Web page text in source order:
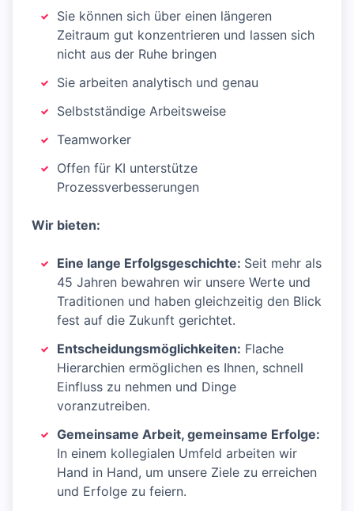
Sie können sich über einen längeren
Zeitraum gut konzentrieren und lassen sich
nicht aus der Ruhe bringen
Sie arbeiten analytisch und genau
Selbstständige Arbeitsweise
Teamworker
Offen für KI unterstütze
Prozessverbesserungen
Wir bieten:
Eine lange Erfolgsgeschichte: Seit mehr als
45 Jahren bewahren wir unsere Werte und
Traditionen und haben gleichzeitig den Blick
fest auf die Zukunft gerichtet.
Entscheidungsmöglichkeiten: Flache
Hierarchien ermöglichen es Ihnen, schnell
Einfluss zu nehmen und Dinge
voranzutreiben.
Gemeinsame Arbeit, gemeinsame Erfolge:
In einem kollegialen Umfeld arbeiten wir
Hand in Hand, um unsere Ziele zu erreichen
und Erfolge zu feiern.